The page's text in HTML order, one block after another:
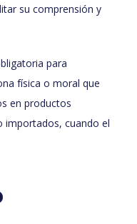
su comprensión y
para
física o moral que
en productos
importados, cuando el